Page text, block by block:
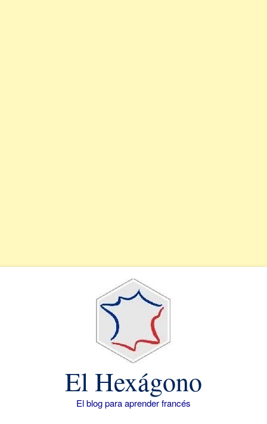
El Hexágono
El blog para aprender francés